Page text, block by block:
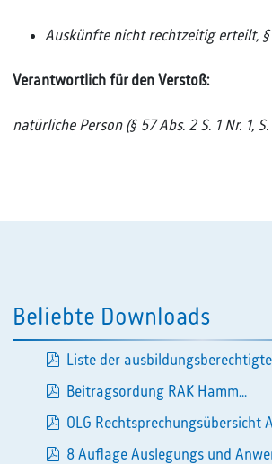
Auskünfte nicht rechtzeitig erteilt, §
Verantwortlich für den Verstoß:
natürliche Person (§ 57 Abs. 2 S. 1 Nr. 1, S.
Beliebte Downloads
pdf
Liste der
pdf
Beitragsordung RAK Hamm...
pdf
OLG Rechtsprechungsübersicht
8 Auflage Auslegungs und